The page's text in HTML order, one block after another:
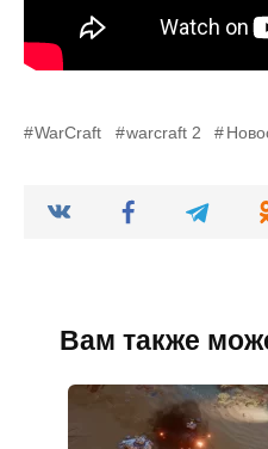
WarCraft warcraft 2
Вам также